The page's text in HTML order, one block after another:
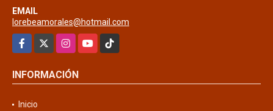
EMAIL
lorebeamorales@hotmail.com
Facebook
InstagramYouTubeTikTok
INFORMACIÓN
Inicio